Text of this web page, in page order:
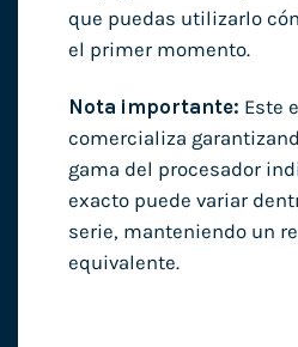
que puedas utilizarlo
el primer momento.
Nota importante: Este
comercializa
gama del procesador
exacto puede variar
serie, manteniendo un
equivalente.